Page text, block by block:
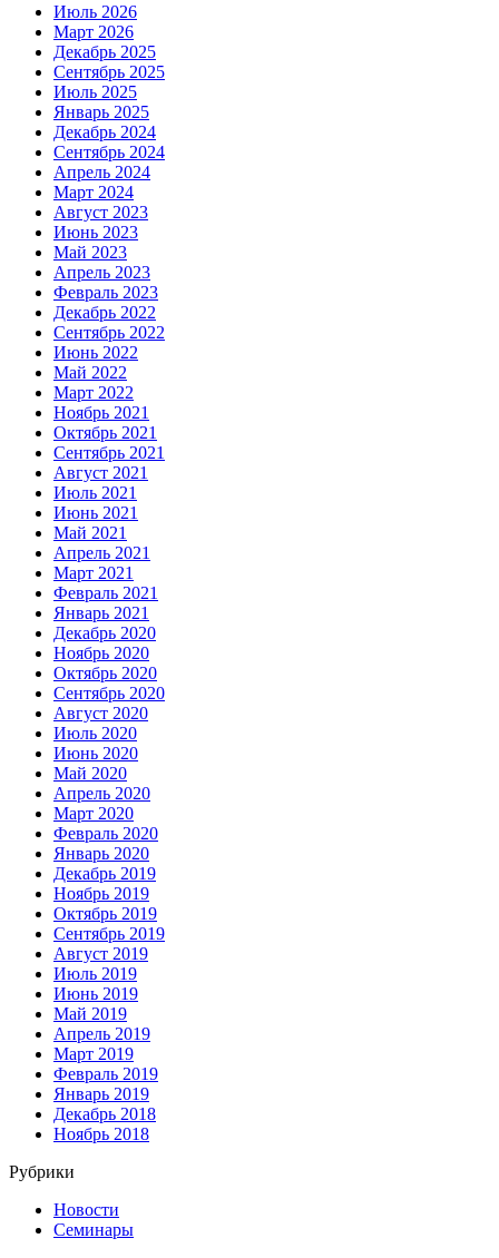
Июль 2026
Март 2026
Декабрь 2025
Сентябрь 2025
Июль 2025
Январь 2025
Декабрь 2024
Сентябрь 2024
Апрель 2024
Март 2024
Август 2023
Июнь 2023
Май 2023
Апрель 2023
Февраль 2023
Декабрь 2022
Сентябрь 2022
Июнь 2022
Май 2022
Март 2022
Ноябрь 2021
Октябрь 2021
Сентябрь 2021
Август 2021
Июль 2021
Июнь 2021
Май 2021
Апрель 2021
Март 2021
Февраль 2021
Январь 2021
Декабрь 2020
Ноябрь 2020
Октябрь 2020
Сентябрь 2020
Август 2020
Июль 2020
Июнь 2020
Май 2020
Апрель 2020
Март 2020
Февраль 2020
Январь 2020
Декабрь 2019
Ноябрь 2019
Октябрь 2019
Сентябрь 2019
Август 2019
Июль 2019
Июнь 2019
Май 2019
Апрель 2019
Март 2019
Февраль 2019
Январь 2019
Декабрь 2018
Ноябрь 2018
Рубрики
Новости
Семинары